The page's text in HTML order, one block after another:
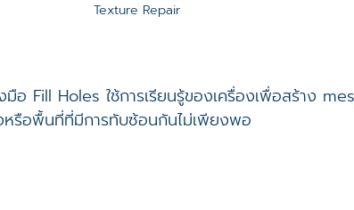
Texture Repair
อ Fill Holes ใช้การเรียนรู้ของเครื่องเพื่อสร้าง
หรือพื้นที่ที่มีการทับซ้อนกันไม่เพียงพอ